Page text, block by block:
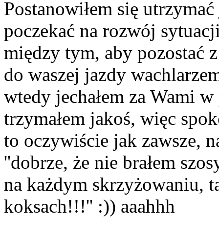
Postanowiłem się
poczekać na rozwój
między tym, aby pozostać
do waszej jazdy
wtedy jechałem za Wami
trzymałem jakoś, więc
to oczywiście jak zawsze,
''dobrze, że nie brałem
na każdym skrzyżowaniu,
koksach!!!'' :)) aaahhh